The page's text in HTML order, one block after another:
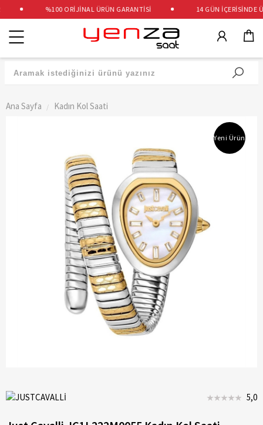
%100 ORİJİNAL ÜRÜN GARANTİSİ 14 GÜN İÇERİSİNDE
Kategoriler
Ana Sayfa Kadın Kol Saati
Yeni Ürün
5,0